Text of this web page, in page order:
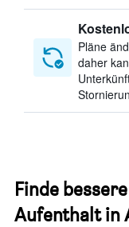
Pläne
daher
Finde
Aufenthalt in